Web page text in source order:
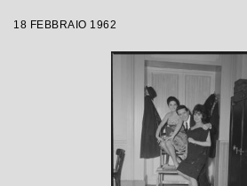
18 FEBBRAIO 1962